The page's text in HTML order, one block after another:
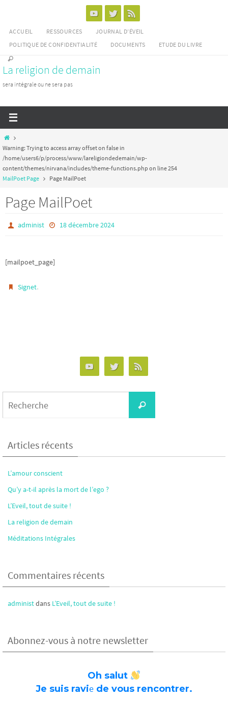
contenu
ACCUEIL RESSOURCES
JOURNAL D’ÉVEIL
POLITIQUE DE CONFIDENTIALITÉ
DOCUMENTS ETUDE DU LIVRE
La religion de demain
sera intégrale ou ne sera pas
Home
Warning: Trying to access array offset on false in
/home/users6/p/process/www/lareligiondedemain/wp-
content/themes/nirvana/includes/theme-functions.php on line254
MailPoet Page
Page MailPoet
Page MailPoet
administ 18 décembre 2024
[mailpoet_page]
Signet.
Recherche
Articles récents
L’amour conscient
Qu’y a-t-il après la mort de l’ego ?
L’Eveil, tout de suite !
La religion de demain
Méditations Intégrales
Commentaires récents
administdans L’Eveil, tout de suite !
Abonnez-vous à notre newsletter
Oh salut
Je suis ravie de vous rencontrer.